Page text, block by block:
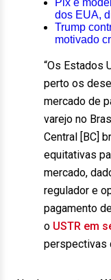
Pix é
dos EUA,
Trump
motivado
“Os Estados
perto os
mercado de
varejo no
Central [BC]
equitativas
mercado,
regulador e
pagamento
o USTR em
perspectivas